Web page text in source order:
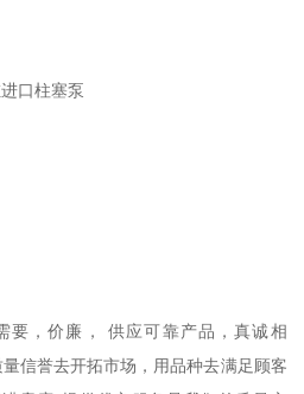
口柱塞泵
要，价廉， 供应可靠产品，真诚相
信誉去开拓市场，用品种去满足顾客